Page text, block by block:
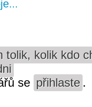
tolik, kolik kdo
se přihlaste .